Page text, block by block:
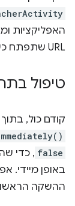
האפליקציות
URL שתפתח כש-TWA יופעל.
טיפול
קודם כול,
false , כדי
באופן מיידי.
ההשקה